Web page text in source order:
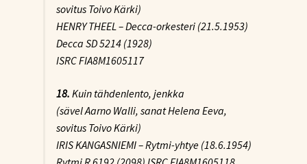
sovitus Toivo Kärki)
HENRY THEEL – Decca-orkesteri (21.5.1953)
Decca SD 5214 (1928)
ISRC FIA8M1605117
18. Kuin tähdenlento, jenkka
(sävel Aarno Walli, sanat Helena Eeva,
sovitus Toivo Kärki)
IRIS KANGASNIEMI – Rytmi-yhtye (18.6.1954)